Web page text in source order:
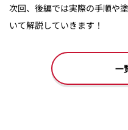
次回、後編では実際の手順や
いて解説していきます！
一